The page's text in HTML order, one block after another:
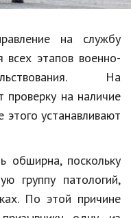
на службу
этапов военно-
На
на наличие
этого устанавливают
обширна, поскольку
группу патологий,
По этой причине